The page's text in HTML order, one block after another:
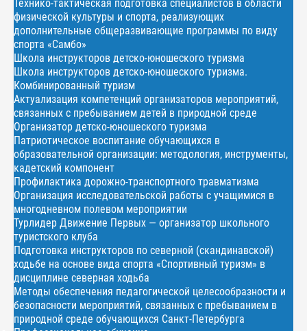
Технико-тактическая подготовка специалистов в области
физической культуры и спорта, реализующих
дополнительные общеразвивающие программы по виду
спорта «Самбо»
Школа инструкторов детско-юношеского туризма
Школа инструкторов детско-юношеского туризма.
Комбинированный туризм
Актуализация компетенций организаторов мероприятий,
связанных с пребыванием детей в природной среде
Организатор детско-юношеского туризма
Патриотическое воспитание обучающихся в
образовательной организации: методология, инструменты,
кадетский компонент
Профилактика дорожно-транспортного травматизма
Организация исследовательской работы с учащимися в
многодневном полевом мероприятии
Турлидер Движение Первых — организатор школьного
туристского клуба
Подготовка инструкторов по северной (скандинавской)
ходьбе на основе вида спорта «Спортивный туризм» в
дисциплине северная ходьба
Методы обеспечения педагогической целесообразности и
безопасности мероприятий, связанных с пребыванием в
природной среде обучающихся Санкт-Петербурга